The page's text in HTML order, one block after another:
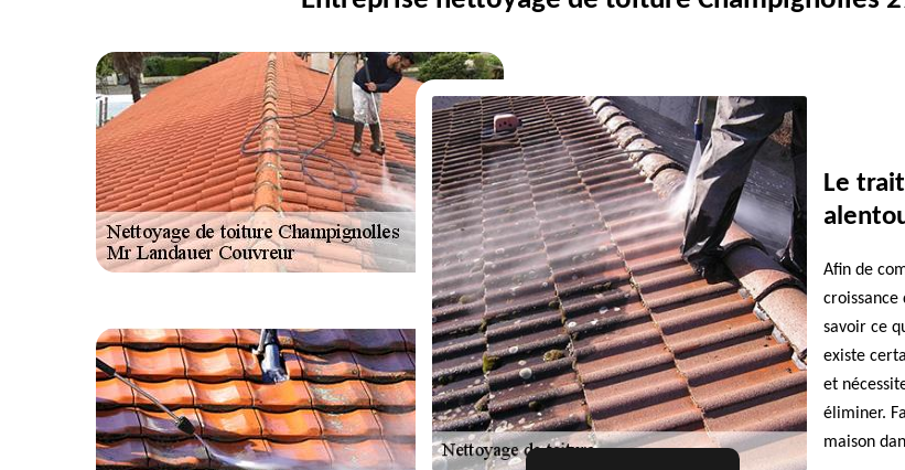
Le
Afin de
croissance
savoir ce
existe
et
éliminer.
maison